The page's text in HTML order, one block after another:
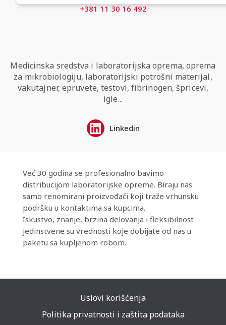
+381 11 30 16 492
Medicinska sredstva i laboratorijska oprema, oprema
za mikrobiologiju, laboratorijski potrošni materijal,
vakutajner, epruvete, testovi, fibrinogen, špricevi,
igle...
Linkedin
Već 30 godina se profesionalno bavimo
distribucijom laboratorijske opreme. Biraju nas
samo renomirani proizvođači koji traže vrhunsku
podršku u kontaktima sa kupcima.
Iskustvo, znanje, brzina delovanja i fleksibilnost
jedinstvene su vrednosti koje dobijate od nas u
paketu sa kupljenom robom.
Uslovi korišćenja
Politika privatnosti i zaštita podataka